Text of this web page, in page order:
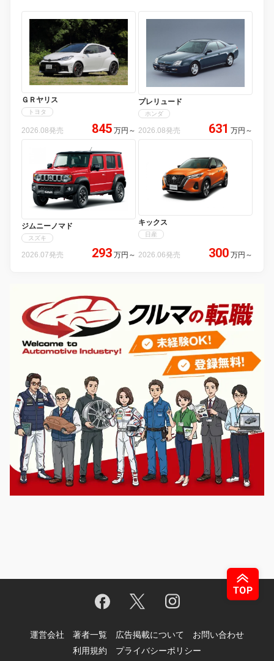
ＧＲヤリス
トヨタ
2026.08発売 845 万円 ～
プレリュード
ホンダ
2026.08発売 631 万円 ～
ジムニーノマド
スズキ
2026.07発売 293 万円 ～
キックス
日産
2026.06発売 300 万円 ～
運営会社 著者一覧 広告掲載について
お問い合わせ
利用規約
プライバシーポリシー